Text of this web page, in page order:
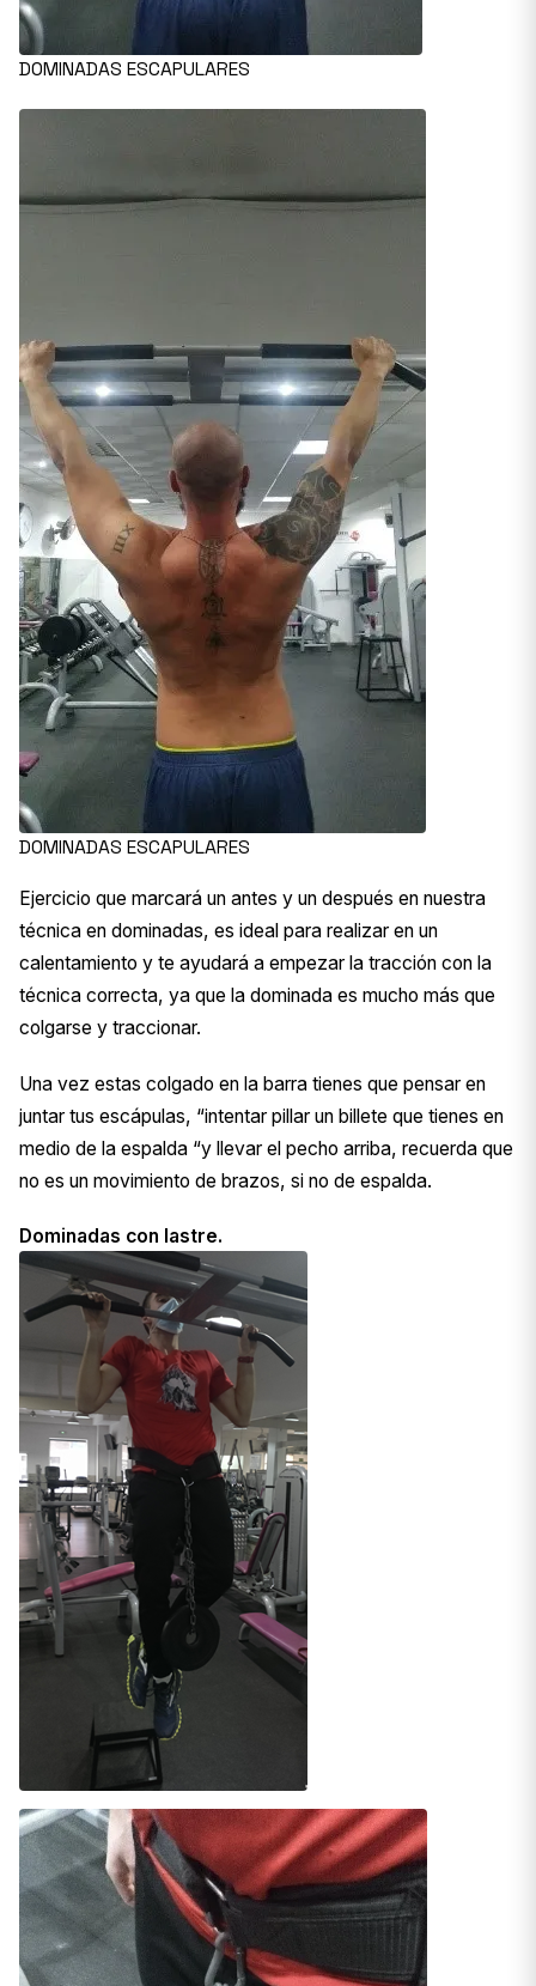
DOMINADAS ESCAPULARES
DOMINADAS ESCAPULARES
Ejercicio que marcará un antes y un después en nuestra
técnica en dominadas, es ideal para realizar en un
calentamiento y te ayudará a empezar la tracción con la
técnica correcta, ya que la dominada es mucho más que
colgarse y traccionar.
Una vez estas colgado en la barra tienes que pensar en
juntar tus escápulas, “intentar pillar un billete que tienes en
medio de la espalda “y llevar el pecho arriba, recuerda que
no es un movimiento de brazos, si no de espalda.
Dominadas con lastre.